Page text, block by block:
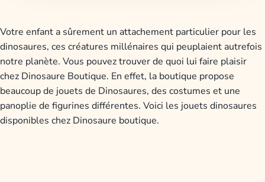
Votre enfant a sûrement un attachement particulier pour les
dinosaures, ces créatures millénaires qui peuplaient autrefois
notre planète. Vous pouvez trouver de quoi lui faire plaisir
chez Dinosaure Boutique. En effet, la boutique propose
beaucoup de jouets de Dinosaures, des costumes et une
panoplie de figurines différentes. Voici les jouets dinosaures
disponibles chez Dinosaure boutique.